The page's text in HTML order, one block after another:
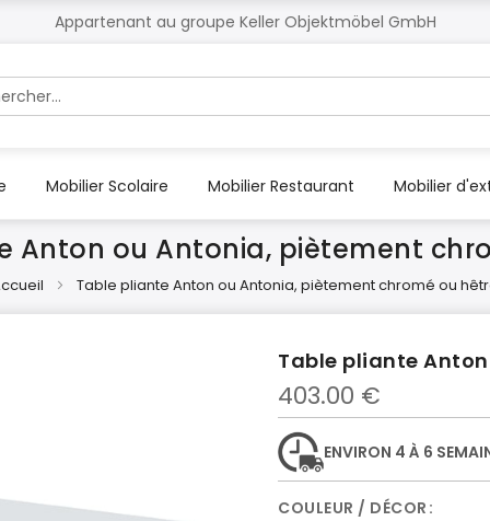
Appartenant au groupe Keller Objektmöbel GmbH
Mobilier Scolaire Mobilier Restaurant Mobilier
Anton ou Antonia, piètement
Table pliante Anton ou Antonia, piètement chromé ou
Table pliante
403.00 €
ENVIRON 4 À 6
COULEUR / DÉCOR